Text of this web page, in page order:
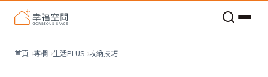
首頁 專欄 生活PLUS 收納技巧